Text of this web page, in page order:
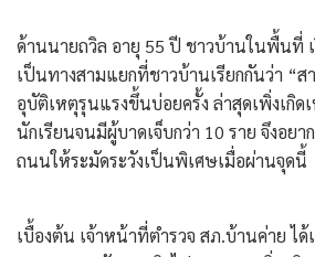
ด้านนายถวิล อายุ 55 ปี ชาวบ้านในพื้นที่ เ
เป็นทางสามแยกที่ชาวบ้านเรียกกันว่า “ส
อุบัติเหตุรุนแรงขึ้นบ่อยครั้ง ล่าสุดเพิ่งเกิด
นักเรียนจนมีผู้บาดเจ็บกว่า 10 ราย จึงอยา
ถนนให้ระมัดระวังเป็นพิเศษเมื่อผ่านจุดนี้
เบื้องต้น เจ้าหน้าที่ตำรวจ สภ.บ้านค่าย ได้